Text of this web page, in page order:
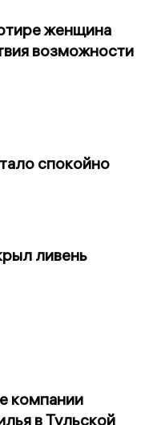
женщина
возможности
спокойно
ливень
компании
в Тульской